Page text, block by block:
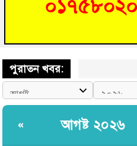
জনগণ আপনাদের ছাড়বে না-সাক্কু
দিবসের আলোচনা সভা ও পুরস্কার বিতরণ
পুরাতন খবর:
« আগষ্ট ২০২৬